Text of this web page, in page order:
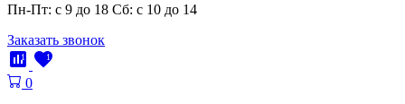
Пн-Пт: с 9 до 18 Cб: с 10 до 14
Заказать звонок
1 1
0